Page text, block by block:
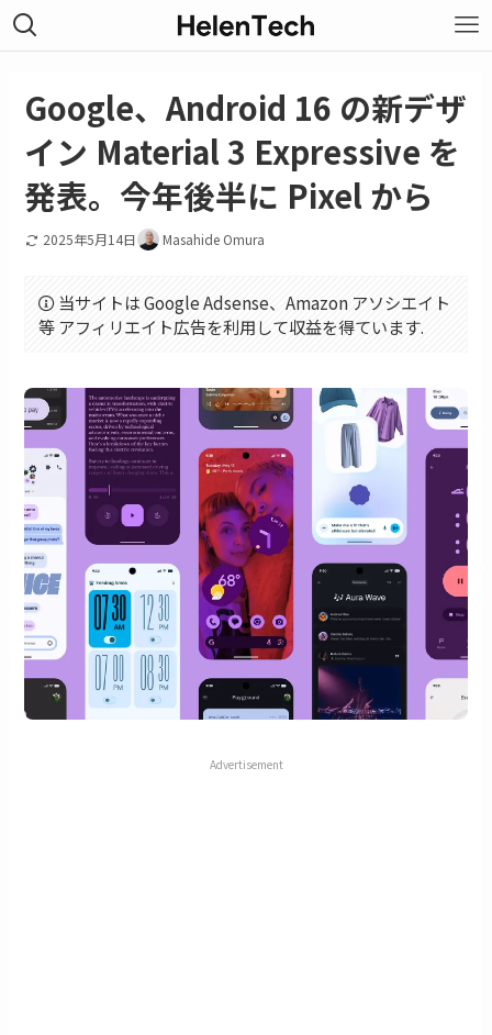
Google、Android 16 の新デザ
イン Material 3 Expressive を
発表。今年後半に Pixel から
2025年5月14日 Masahide Omura
当サイトは Google Adsense、Amazon アソシエイト
等 アフィリエイト広告を利用して収益を得ています.
Advertisement